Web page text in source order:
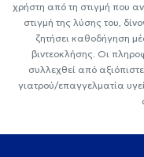
χρήστη από τη στιγμή που
στιγμή της λύσης του,
ζητήσει καθοδήγηση
βιντεοκλήσης. Οι
συλλεχθεί από
γιατρού/επαγγελματία